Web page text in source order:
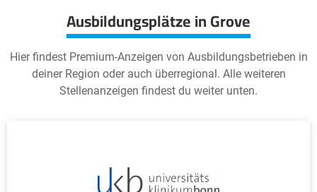
Ausbildungsplätze in Grove
Hier findest Premium-Anzeigen von Ausbildungsbetrieben in
deiner Region oder auch überregional. Alle weiteren
Stellenanzeigen findest du weiter unten.